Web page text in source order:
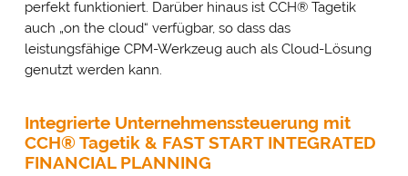
perfekt funktioniert. Darüber hinaus ist CCH® Tagetik
auch „on the cloud“ verfügbar, so dass das
leistungsfähige CPM-Werkzeug auch als Cloud-Lösung
genutzt werden kann.
Integrierte Unternehmenssteuerung mit
CCH® Tagetik & FAST START INTEGRATED
FINANCIAL PLANNING